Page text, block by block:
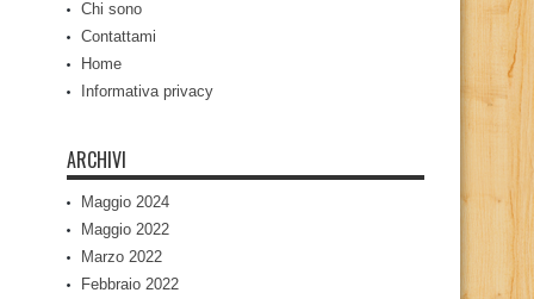
Chi sono
Contattami
Home
Informativa privacy
ARCHIVI
Maggio 2024
Maggio 2022
Marzo 2022
Febbraio 2022